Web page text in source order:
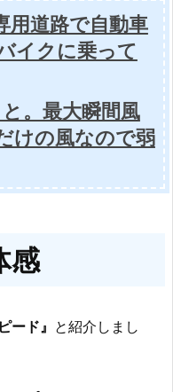
用道路で自動車
イクに乗って
。最大瞬間風
けの風なので弱
感
ード』 と紹介しまし